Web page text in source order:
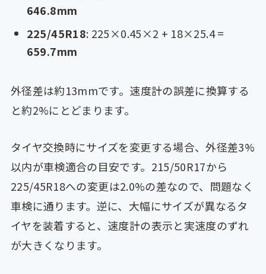
646.8mm
225/45R18: 225×0.45×2 + 18×25.4 =
659.7mm
外径差は約13mmです。速度計の誤差に換算する
と約2%にとどまります。
タイヤ交換時にサイズを変更する場合、外径差3%
以内が車検適合の目安です。215/50R17から
225/45R18への変更は2.0%の差なので、問題なく
車検に通ります。逆に、大幅にサイズが異なるタ
イヤを装着すると、速度計の表示と実速度のずれ
が大きくなります。